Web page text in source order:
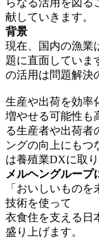
献していきます。
背景
現在、国内の漁業
題に直面していま
の活用は問題解決
生産や出荷を効率
増やせる可能性も
る生産者や出荷者
ングの向上にもつ
は養殖業DXに取
メルヘングループ
「おいしいもの
技術を使って
衣食住を支える日
盛り上げます。